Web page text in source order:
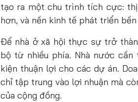
tạo ra một chu trình tích cực:
hơn, và nền kinh tế phát triển
Để nhà ở xã hội thực sự trở
bộ từ nhiều phía. Nhà nước
kiện thuận lợi cho các dự án.
chỉ tập trung vào lợi nhuận mà
của cộng đồng.